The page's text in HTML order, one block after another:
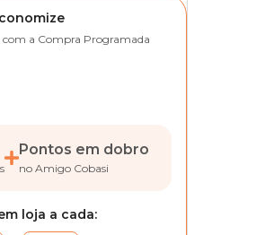
com a Compra Programada
Pontos em dobro
no Amigo Cobasi
loja a cada: